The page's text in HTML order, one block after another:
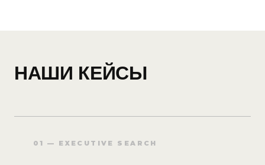
НАШИ КЕЙСЫ
01 — EXECUTIVE SEARCH